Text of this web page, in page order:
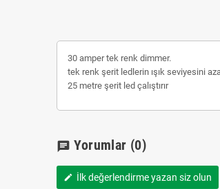
30 amper tek renk dimmer.
tek renk şerit ledlerin ışık seviyesini
25 metre şerit led çalıştırır
chat Yorumlar (0)
edit İlk değerlendirme yazan siz olun